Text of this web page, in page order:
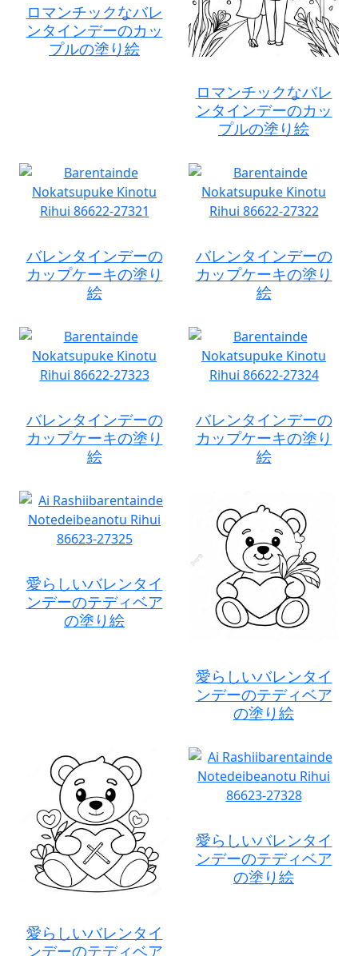
ロマンチックなバレ
ンタインデーのカッ
プルの塗り絵
ロマンチックなバレ
ンタインデーのカッ
プルの塗り絵
バレンタインデーの
カップケーキの塗り
絵
バレンタインデーの
カップケーキの塗り
絵
バレンタインデーの
カップケーキの塗り
絵
バレンタインデーの
カップケーキの塗り
絵
愛らしいバレンタイ
ンデーのテディベア
の塗り絵
愛らしいバレンタイ
ンデーのテディベア
の塗り絵
愛らしいバレンタイ
ンデーのテディベア
愛らしいバレンタイ
ンデーのテディベア
の塗り絵